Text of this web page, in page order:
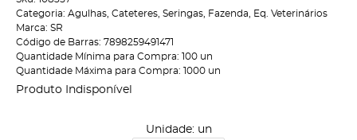
Categoria: Agulhas, Cateteres, Seringas Fazenda
Eq. Veterinários
Marca: SR
Código de Barras: 7898259491471
Quantidade Mínima para Compra: 100 un
Quantidade Máxima para Compra: 1000 un
Produto Indisponível
Unidade: un